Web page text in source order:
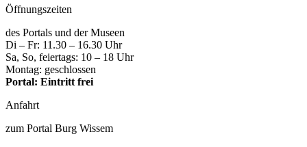
Öffnungszeiten
des Portals und der Museen
Di – Fr: 11.30 – 16.30 Uhr
Sa, So, feiertags: 10 – 18 Uhr
Montag: geschlossen
Portal: Eintritt frei
Anfahrt
zum Portal Burg Wissem